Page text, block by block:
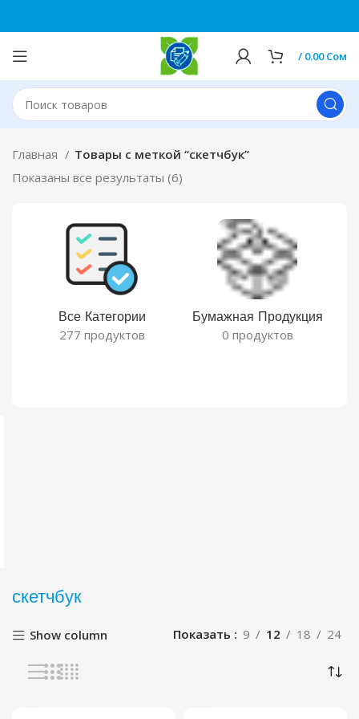
/ 0.00Сом
Главная
Товары с меткой “скетчбук”
Показаны все результаты (6)
Все Категории
277 продуктов
Бумажная Продукция
0 продуктов
скетчбук
Show column Показать 9 12 18 24